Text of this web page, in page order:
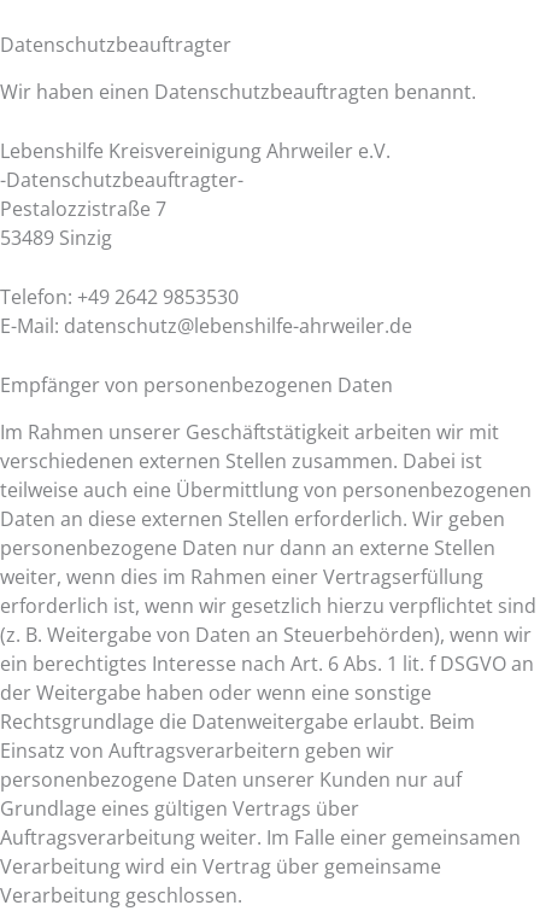
Datenschutz­beauftragter
Wir haben einen Datenschutzbeauftragten benannt.
Lebenshilfe Kreisvereinigung Ahrweiler e.V.
-Datenschutzbeauftragter-
Pestalozzistraße 7
53489 Sinzig
Telefon: +49 2642 9853530
E-Mail: datenschutz@lebenshilfe-ahrweiler.de
Empfänger von personenbezogenen Daten
Im Rahmen unserer Geschäftstätigkeit arbeiten wir mit
verschiedenen externen Stellen zusammen. Dabei ist
teilweise auch eine Übermittlung von personenbezogenen
Daten an diese externen Stellen erforderlich. Wir geben
personenbezogene Daten nur dann an externe Stellen
weiter, wenn dies im Rahmen einer Vertragserfüllung
erforderlich ist, wenn wir gesetzlich hierzu verpflichtet sind
(z. B. Weitergabe von Daten an Steuerbehörden), wenn wir
ein berechtigtes Interesse nach Art. 6 Abs. 1 lit. f DSGVO an
der Weitergabe haben oder wenn eine sonstige
Rechtsgrundlage die Datenweitergabe erlaubt. Beim
Einsatz von Auftragsverarbeitern geben wir
personenbezogene Daten unserer Kunden nur auf
Grundlage eines gültigen Vertrags über
Auftragsverarbeitung weiter. Im Falle einer gemeinsamen
Verarbeitung wird ein Vertrag über gemeinsame
Verarbeitung geschlossen.